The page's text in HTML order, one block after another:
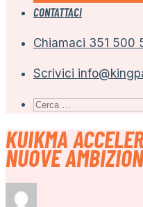
CONTATTACI
Chiamaci 351 500
Scrivici
Ricerca
KUIKMA
NUOVE